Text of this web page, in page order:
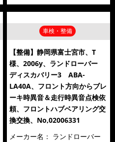
車検・整備
【整備】静岡県富士宮市、T
様、2006y、ランドローバー
ディスカバリー3 ABA-
LA40A、フロント方向からブレ
ーキ時異音＆走行時異音点検依
頼、フロントハブベアリング交
換交換、No,02006331
メーカー名： ランドローバー